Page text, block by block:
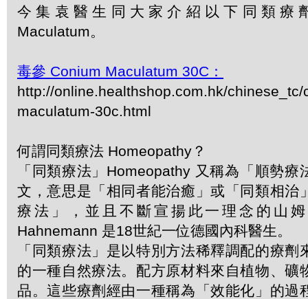
今集袁醫生同大家介紹以下同類療
Maculatum。
毒參 Conium Maculatum 30C：
http://online.healthshop.com.hk/chinese_tc/
maculatum-30c.html
何謂同類療法 Homeopathy？
「同類療法」Homeopathy 又稱為「順勢療
文，意思是「相同者能治癒」或「同類相治
療法」，並且不斷宣揚此一理念的山
Hahnemann 是18世紀一位德國內科醫生。
「同類療法」是以特別方法稀釋調配的療劑
的一種自然療法。配方原材料來自植物、礦
品。這些療劑經由一種稱為「效能化」的過